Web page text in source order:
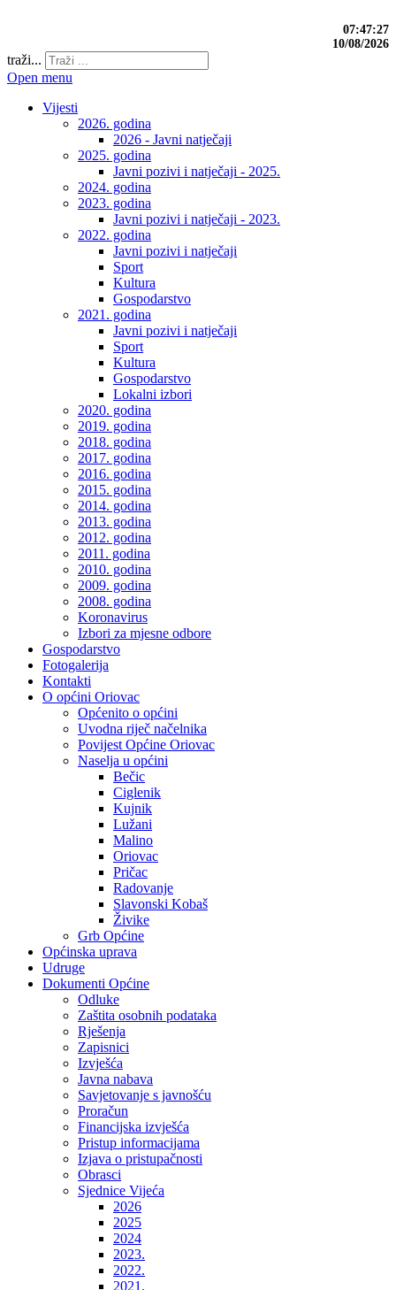
07:47:28
10/08/2026
traži...
Open menu
Vijesti
2026. godina
2026 - Javni natječaji
2025. godina
Javni pozivi i natječaji - 2025.
2024. godina
2023. godina
Javni pozivi i natječaji - 2023.
2022. godina
Javni pozivi i natječaji
Sport
Kultura
Gospodarstvo
2021. godina
Javni pozivi i natječaji
Sport
Kultura
Gospodarstvo
Lokalni izbori
2020. godina
2019. godina
2018. godina
2017. godina
2016. godina
2015. godina
2014. godina
2013. godina
2012. godina
2011. godina
2010. godina
2009. godina
2008. godina
Koronavirus
Izbori za mjesne odbore
Gospodarstvo
Fotogalerija
Kontakti
O općini Oriovac
Općenito o općini
Uvodna riječ načelnika
Povijest Općine Oriovac
Naselja u općini
Bečic
Ciglenik
Kujnik
Lužani
Malino
Oriovac
Pričac
Radovanje
Slavonski Kobaš
Živike
Grb Općine
Općinska uprava
Udruge
Dokumenti Općine
Odluke
Zaštita osobnih podataka
Rješenja
Zapisnici
Izvješća
Javna nabava
Savjetovanje s javnošću
Proračun
Financijska izvješća
Pristup informacijama
Izjava o pristupačnosti
Obrasci
Sjednice Vijeća
2026
2025
2024
2023.
2022.
2021.